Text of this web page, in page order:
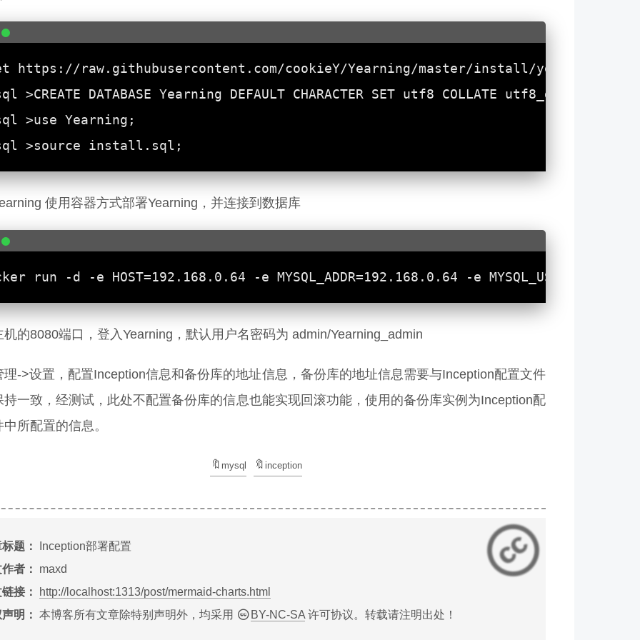
使用容器方式部署Yearning，并连接到数据库
机的8080端口，登入Yearning，默认用户名密码为 admin/Yearning_admin
理->设置，配置Inception信息和备份库的地址信息，备份库的地址信息需要与Inception配置文件
持一致，经测试，此处不配置备份库的信息也能实现回滚功能，使用的备份库实例为Inception配
所配置的信息。
mysql inception
题：
Inception部署配置
者： maxd
接：
http://localhost:1313/post/mermaid-charts.html
明： 本博客所有文章除特别声明外，均采用 BY-NC-SA 许可协议。转载请注明出处！